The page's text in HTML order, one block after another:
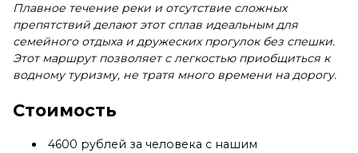
Плавное течение реки и отсутствие сложных
препятствий делают этот сплав идеальным для
семейного отдыха и дружеских прогулок без спешки.
Этот маршрут позволяет с легкостью приобщиться к
водному туризму, не тратя много времени на дорогу.
Стоимость
4600 рублей за человека с нашим